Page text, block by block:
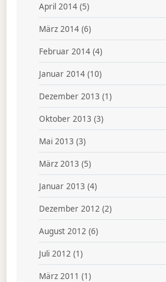
April 2014(5)
März 2014(6)
Februar 2014(4)
Januar 2014(10)
Dezember 2013 (1)
Oktober 2013 (3)
Mai 2013 (3)
März 2013 (5)
Januar 2013 (4)
Dezember 2012 (2)
August 2012 (6)
Juli 2012 (1)
März 2011 (1)